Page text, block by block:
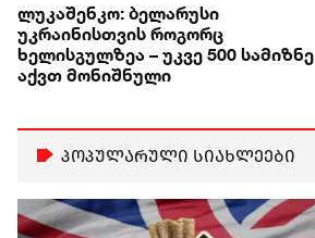
ლუკაშენკო: ბელარუსი
უკრაინისთვის როგორც
ხელისგულზეა – უკვე 500 სამიზნე
აქვთ მონიშნული
პოპულარული სიახლეები